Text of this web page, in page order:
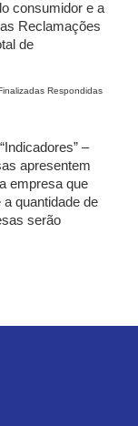
consumidor e a
Reclamações
de
Respondidas
–
apresentem
empresa que
quantidade de
serão